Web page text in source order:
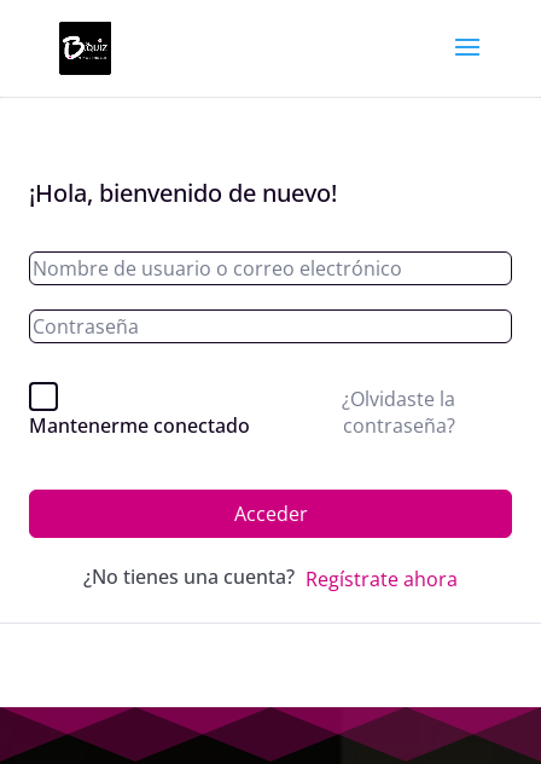
¡Hola, bienvenido de nuevo!
Mantenerme conectado
¿Olvidaste la
contraseña?
Acceder
¿No tienes una cuenta? Regístrate ahora